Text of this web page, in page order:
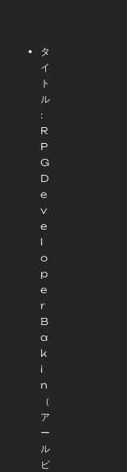
タ
イ
ト
ル
:
R
P
G
D
e
v
e
l
o
p
e
r
B
a
k
i
n
（
ア
ー
ル
ピ